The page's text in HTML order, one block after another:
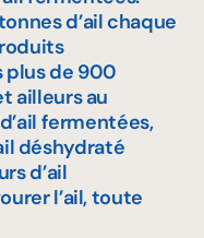
d’ail chaque
plus de 900
ailleurs au
fermentées,
déshydraté
d’ail
l’ail, toute